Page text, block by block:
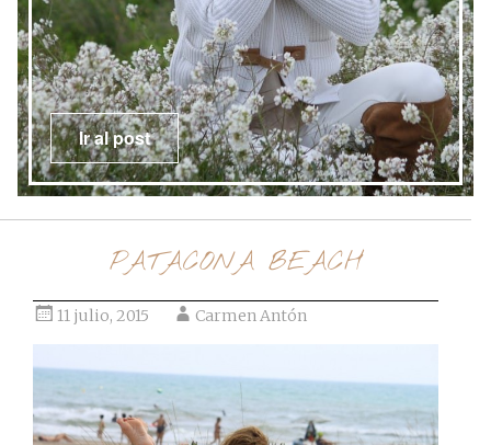
Ir al post
PATACONA BEACH
11 julio, 2015 Carmen Antón